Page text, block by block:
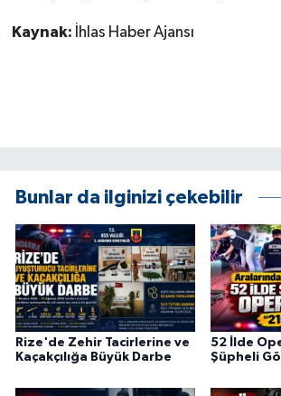
Kaynak: İhlas Haber Ajansı
Bunlar da ilginizi çekebilir
Rize'de Zehir Tacirlerine ve
Kaçakçılığa Büyük Darbe
52 İlde
Şüpheli
Yerel Haberler